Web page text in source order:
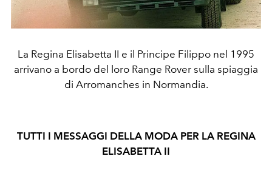
La Regina Elisabetta II e il Principe Filippo nel 1995
arrivano a bordo del loro Range Rover sulla spiaggia
di Arromanches in Normandia.
TUTTI I MESSAGGI DELLA MODA PER LA REGINA
ELISABETTA II